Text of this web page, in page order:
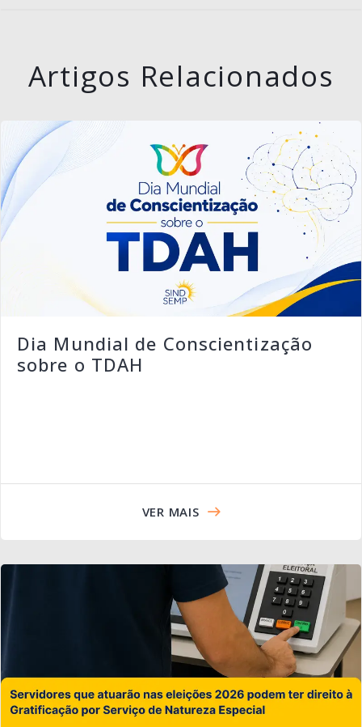
Artigos Relacionados
Dia Mundial de Conscientização
sobre o TDAH
VER MAIS